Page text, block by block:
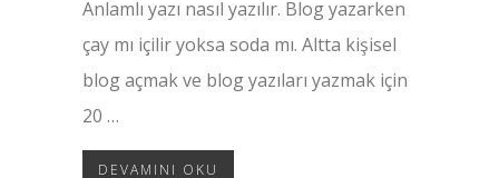
Anlamlı yazı nasıl yazılır. Blog yazarken
çay mı içilir yoksa soda mı. Altta kişisel
blog açmak ve blog yazıları yazmak için
20 …
DEVAMINI OKU